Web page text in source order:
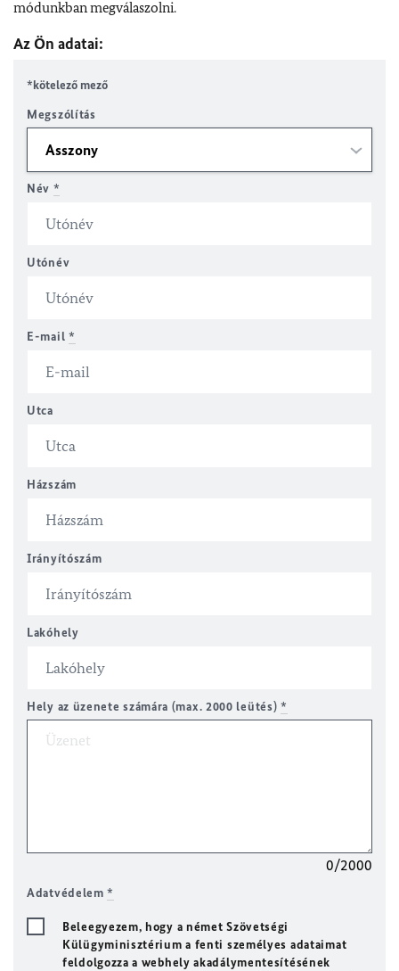
módunkban megválaszolni.
Az Ön adatai:
*kötelező mező
Megszólítás
Név *
Utónév
E-mail *
Utca
Házszám
Irányítószám
Lakóhely
Hely az üzenete számára (max. 2000 leütés)*
0/2000
Adatvédelem*
Beleegyezem, hogy a német Szövetségi
Külügyminisztérium a fenti személyes adataimat
feldolgozza a webhely akadálymentesítésének